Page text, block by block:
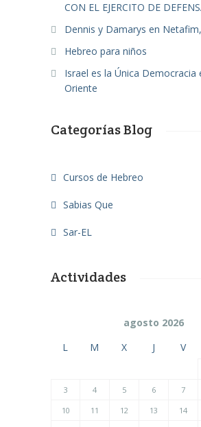
CON EL EJERCITO DE
Dennis y Damarys en
Hebreo para niños
Israel es la Única Democracia
Oriente
Categorías Blog
Cursos de Hebreo
Sabias Que
Sar-EL
Actividades
agosto 2026
L
M X J V
3
4 5 6 7
10
11 12 13 14